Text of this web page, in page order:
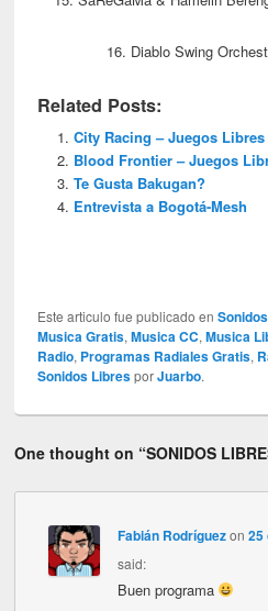
16. Diablo Swing
Related Posts:
City Racing – Juegos Libres
Blood Frontier – Juegos
Te Gusta Bakugan?
Entrevista a Bogotá-Mesh
Este articulo fue publicado en
Musica Gratis,Musica CC,Musica
Radio, Programas Radiales Gratis,
Sonidos LibresporJuarbo.
One thought on “SONIDOS
Fabián Rodríguezon 25
said:
Buen programa